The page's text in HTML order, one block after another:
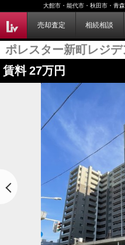
大館市・能代市・秋田市・青
売却査定 相続相談
ポレスター新町レジデ
賃料 27万円